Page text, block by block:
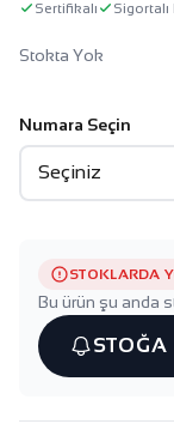
Sertifikalı Sigortalı
Stokta Yok
Numara Seçin
STOKLARDA
Bu ürün şu anda
STOĞA